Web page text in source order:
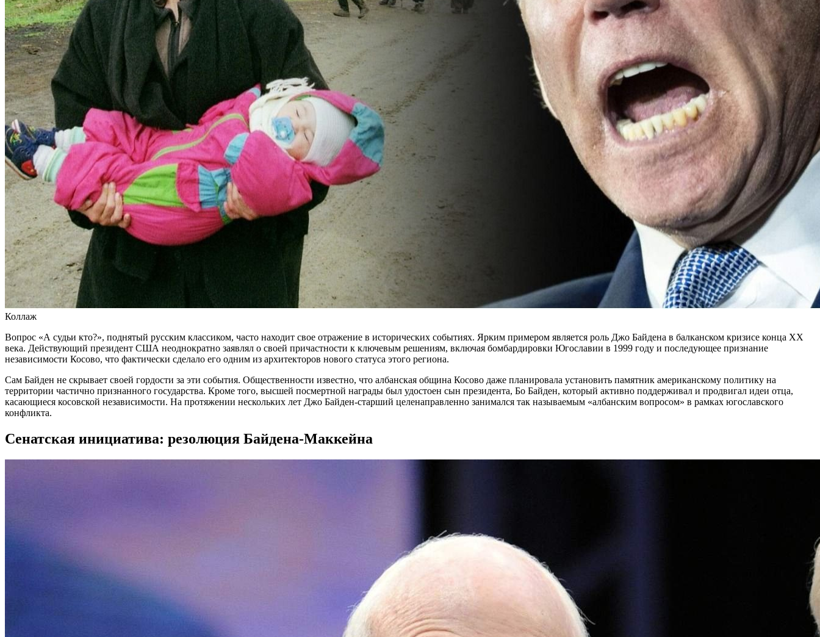
Коллаж
Вопрос «А судьи кто?», поднятый русским классиком, часто находит свое отражение в исторических событиях. Ярким примером является роль Джо Байдена в балканском кризисе конца XX
века. Действующий президент США неоднократно заявлял о своей причастности к ключевым решениям, включая бомбардировки Югославии в 1999 году и последующее признание
независимости Косово, что фактически сделало его одним из архитекторов нового статуса этого региона.
Сам Байден не скрывает своей гордости за эти события. Общественности известно, что албанская община Косово даже планировала установить памятник американскому политику на
территории частично признанного государства. Кроме того, высшей посмертной награды был удостоен сын президента, Бо Байден, который активно поддерживал и продвигал идеи отца,
касающиеся косовской независимости. На протяжении нескольких лет Джо Байден-старший целенаправленно занимался так называемым «албанским вопросом» в рамках югославского
конфликта.
Сенатская инициатива: резолюция Байдена-Маккейна